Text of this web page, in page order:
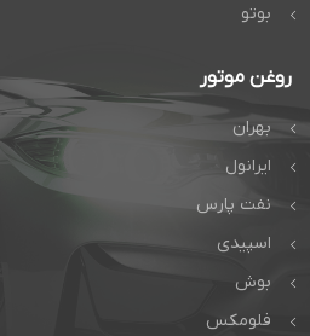
بوتو
روغن موتور
بهران
ایرانول
نفت پارس
اسپیدی
بوش
فلومکس